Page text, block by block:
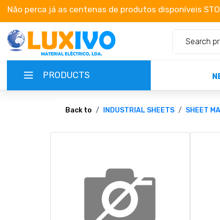
Não perca já as centenas de produtos disponíveis
PRODUCTS
NEW-PRODUCTS
TERMS OF SERVICE
Back to INDUSTRIAL SHEETS SHEET